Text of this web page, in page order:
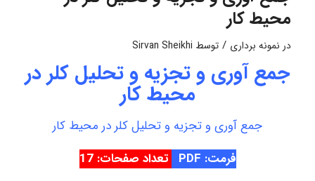
محیط کار
در نمونه برداری / توسط Sirvan Sheikhi
جمع آوری و تجزیه و تحلیل کلر در
محیط کار
جمع آوری و تجزیه و تحلیل کلر در محیط کار
فرمت: PDF
تعداد صفحات: 17